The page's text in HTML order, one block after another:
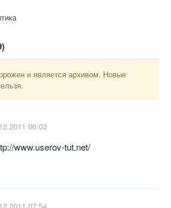
и является архивом. Новые
06:03
www.userov-tut.net/
07:54